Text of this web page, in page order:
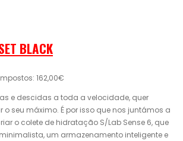
BLACK
162,00€
e descidas a toda a velocidade, quer
seu máximo. É por isso que nos juntámos a
o colete de hidratação S/Lab Sense 6, que
um armazenamento inteligente e